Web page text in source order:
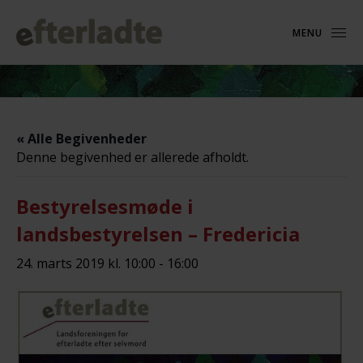
MENU
« Alle Begivenheder
Denne begivenhed er allerede afholdt.
Bestyrelsesmøde i
landsbestyrelsen – Fredericia
24. marts 2019 kl. 10:00 - 16:00